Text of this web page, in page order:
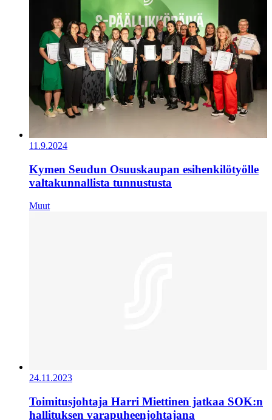
11.9.2024
Kymen Seudun Osuuskaupan esihenkilötyölle
valtakunnallista tunnustusta
Muut
24.11.2023
Toimitusjohtaja Harri Miettinen jatkaa SOK:n
hallituksen varapuheenjohtajana